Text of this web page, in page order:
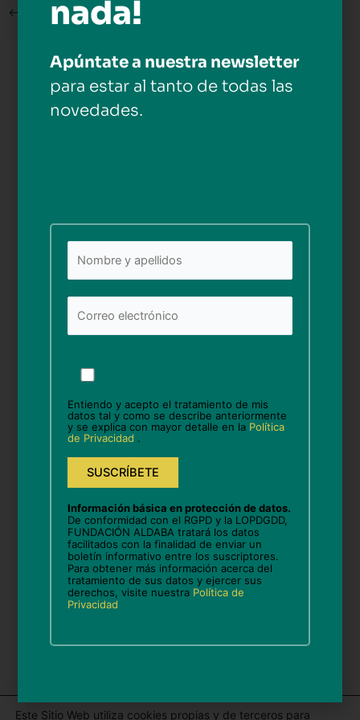
← Medios anterior
Deja una respuesta
Tu dirección de correo electrónico no será publicada.
Correo
Guarda mi nombre, correo electrónico y web en
este navegador para la próxima vez que comente.
Este Sitio Web utiliza cookies propias y de terceros para
nada!
Apúntate a nuestra newsletter
para estar al tanto de todas las
novedades.
favor,
este
campo
vacío.
Entiendo y acepto el tratamiento de mis
datos tal y como se describe anteriormente
y se explica con mayor detalle en la Política
de Privacidad .
Información básica en protección de datos.
De conformidad con el RGPD y la LOPDGDD,
FUNDACIÓN ALDABA tratará los datos
facilitados con la finalidad de enviar un
boletín informativo entre los suscriptores.
Para obtener más información acerca del
tratamiento de sus datos y ejercer sus
derechos, visite nuestra Política de
Privacidad